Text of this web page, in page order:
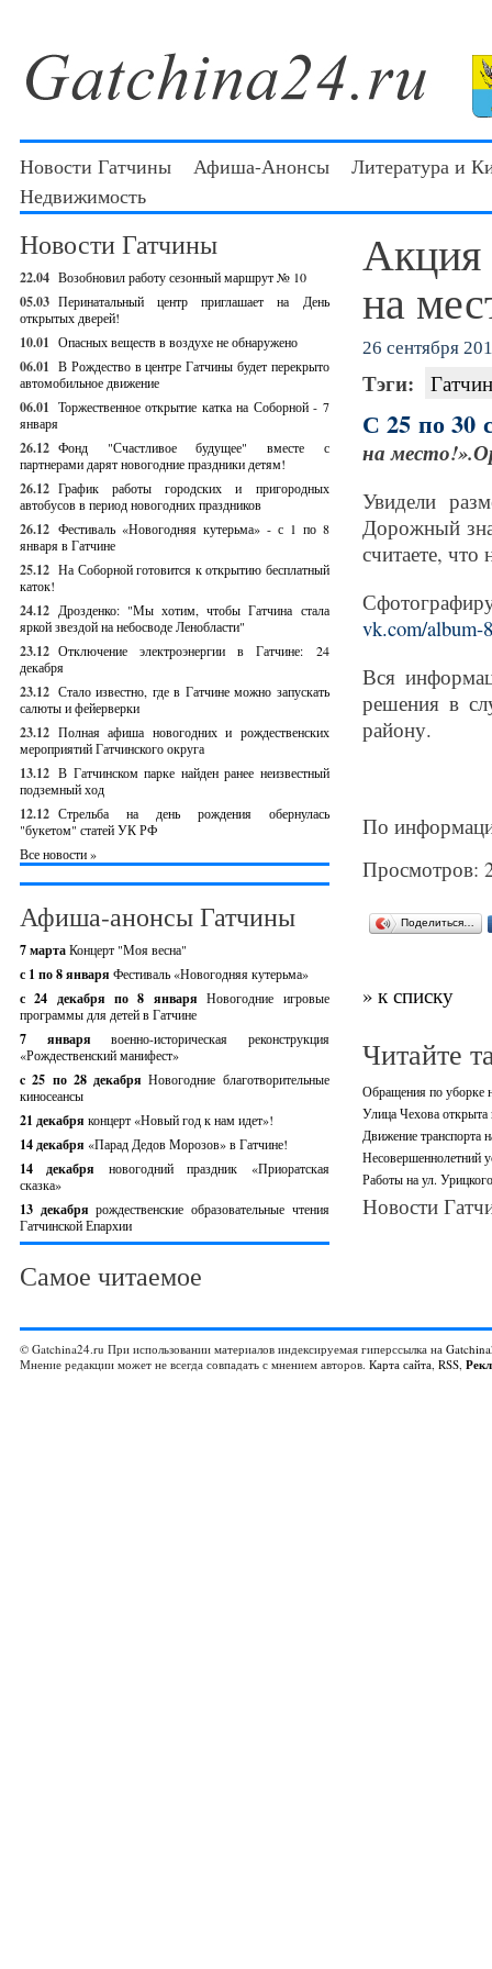
Новости Гатчины Афиша-Анонсы
Литература и
Недвижимость
Новости Гатчины
22.04 Возобновил работу сезонный маршрут № 10
05.03 Перинатальный центр приглашает на День
открытых дверей!
10.01 Опасных веществ в воздухе не обнаружено
06.01 В Рождество в центре Гатчины будет перекрыто
автомобильное движение
06.01 Торжественное открытие катка на Соборной - 7
января
26.12 Фонд "Счастливое будущее" вместе с
партнерами дарят новогодние праздники детям!
26.12 График работы городских и пригородных
автобусов в период новогодних праздников
26.12 Фестиваль «Новогодняя кутерьма» - с 1 по 8
января в Гатчине
25.12 На Соборной готовится к открытию бесплатный
каток!
24.12 Дрозденко: "Мы хотим, чтобы Гатчина стала
яркой звездой на небосводе Ленобласти"
23.12 Отключение электроэнергии в Гатчине: 24
декабря
23.12 Стало известно, где в Гатчине можно запускать
салюты и фейерверки
23.12 Полная афиша новогодних и рождественских
мероприятий Гатчинского округа
13.12 В Гатчинском парке найден ранее неизвестный
подземный ход
12.12 Стрельба на день рождения обернулась
"букетом" статей УК РФ
Все новости »
Афиша-анонсы Гатчины
7 мартаКонцерт "Моя весна"
с 1 по 8 января Фестиваль «Новогодняя кутерьма»
с 24 декабря по 8 январяНовогодние игровые
программы для детей в Гатчине
7 январявоенно-историческая реконструкция
«Рождественский манифест»
c 25 по 28 декабряНовогодние благотворительные
киносеансы
21 декабря концерт «Новый год к нам идет»!
14 декабря «Парад Дедов Морозов» в Гатчине!
14 декабря новогодний праздник «Приоратская
сказка»
13 декабрярождественские образовательные чтения
Гатчинской Епархии
Самое читаемое
на
26 сентября
Тэги:
С 25 по 30
на
Увидели
Дорожный
считаете, что
vk.com/album-
Вся
решения в
району.
По
Просмотров:
Поделиться…
» к списку
Читайте
Обращения по уборке
Улица Чехова открыта
Движение транспорта
Несовершеннолетний
Работы на ул.
Новости
© Gatchina24.ru При использовании материалов индексируемая гиперссылка на
Мнение редакции может не всегда совпадать с мнением авторов. Карта сайта, RSS,